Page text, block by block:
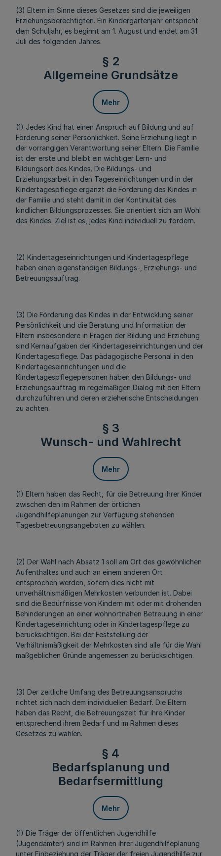
(3) Eltern im Sinne dieses Gesetzes sind die jeweiligen
Erziehungsberechtigten. Ein Kindergartenjahr entspricht
dem Schuljahr, es beginnt am 1. August und endet am 31.
Juli des folgenden Jahres.
§ 2
Allgemeine Grundsätze
Mehr
(1) Jedes Kind hat einen Anspruch auf Bildung und auf
Förderung seiner Persönlichkeit. Seine Erziehung liegt in
der vorrangigen Verantwortung seiner Eltern. Die Familie
ist der erste und bleibt ein wichtiger Lern- und
Bildungsort des Kindes. Die Bildungs- und
Erziehungsarbeit in den Tageseinrichtungen und in der
Kindertagespflege ergänzt die Förderung des Kindes in
der Familie und steht damit in der Kontinuität des
kindlichen Bildungsprozesses. Sie orientiert sich am Wohl
des Kindes. Ziel ist es, jedes Kind individuell zu fördern.
(2) Kindertageseinrichtungen und Kindertagespflege
haben einen eigenständigen Bildungs-, Erziehungs- und
Betreuungsauftrag.
(3) Die Förderung des Kindes in der Entwicklung seiner
Persönlichkeit und die Beratung und Information der
Eltern insbesondere in Fragen der Bildung und Erziehung
sind Kernaufgaben der Kindertageseinrichtungen und der
Kindertagespflege. Das pädagogische Personal in den
Kindertageseinrichtungen und die
Kindertagespflegepersonen haben den Bildungs- und
Erziehungsauftrag im regelmäßigen Dialog mit den Eltern
durchzuführen und deren erzieherische Entscheidungen
zu achten.
§ 3
Wunsch- und Wahlrecht
Mehr
(1) Eltern haben das Recht, für die Betreuung ihrer Kinder
zwischen den im Rahmen der örtlichen
Jugendhilfeplanungen zur Verfügung stehenden
Tagesbetreuungsangeboten zu wählen.
(2) Der Wahl nach Absatz 1 soll am Ort des gewöhnlichen
Aufenthaltes und auch an einem anderen Ort
entsprochen werden, sofern dies nicht mit
unverhältnismäßigen Mehrkosten verbunden ist. Dabei
sind die Bedürfnisse von Kindern mit oder mit drohenden
Behinderungen an einer wohnortnahen Betreuung in einer
Kindertageseinrichtung oder in Kindertagespflege zu
berücksichtigen. Bei der Feststellung der
Verhältnismäßigkeit der Mehrkosten sind alle für die Wahl
maßgeblichen Gründe angemessen zu berücksichtigen.
(3) Der zeitliche Umfang des Betreuungsanspruchs
richtet sich nach dem individuellen Bedarf. Die Eltern
haben das Recht, die Betreuungszeit für ihre Kinder
entsprechend ihrem Bedarf und im Rahmen dieses
Gesetzes zu wählen.
§ 4
Bedarfsplanung und
Bedarfsermittlung
Mehr
(1) Die Träger der öffentlichen Jugendhilfe
(Jugendämter) sind im Rahmen ihrer Jugendhilfeplanung
unter Einbeziehung der Träger der freien Jugendhilfe zur